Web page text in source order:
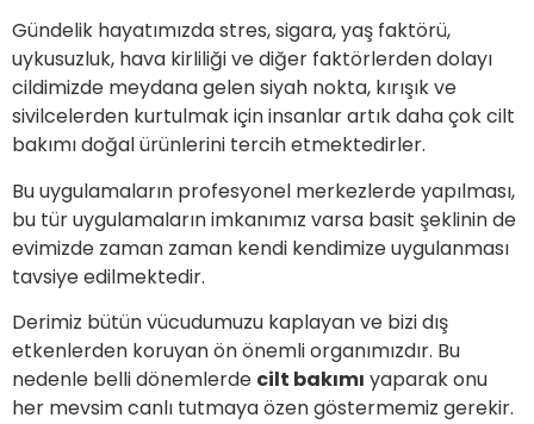
Gündelik hayatımızda stres, sigara, yaş faktörü,
uykusuzluk, hava kirliliği ve diğer faktörlerden dolayı
cildimizde meydana gelen siyah nokta, kırışık ve
sivilcelerden kurtulmak için insanlar artık daha çok cilt
bakımı doğal ürünlerini tercih etmektedirler.
Bu uygulamaların profesyonel merkezlerde yapılması,
bu tür uygulamaların imkanımız varsa basit şeklinin de
evimizde zaman zaman kendi kendimize uygulanması
tavsiye edilmektedir.
Derimiz bütün vücudumuzu kaplayan ve bizi dış
etkenlerden koruyan ön önemli organımızdır. Bu
nedenle belli dönemlerde cilt bakımı yaparak onu
her mevsim canlı tutmaya özen göstermemiz gerekir.